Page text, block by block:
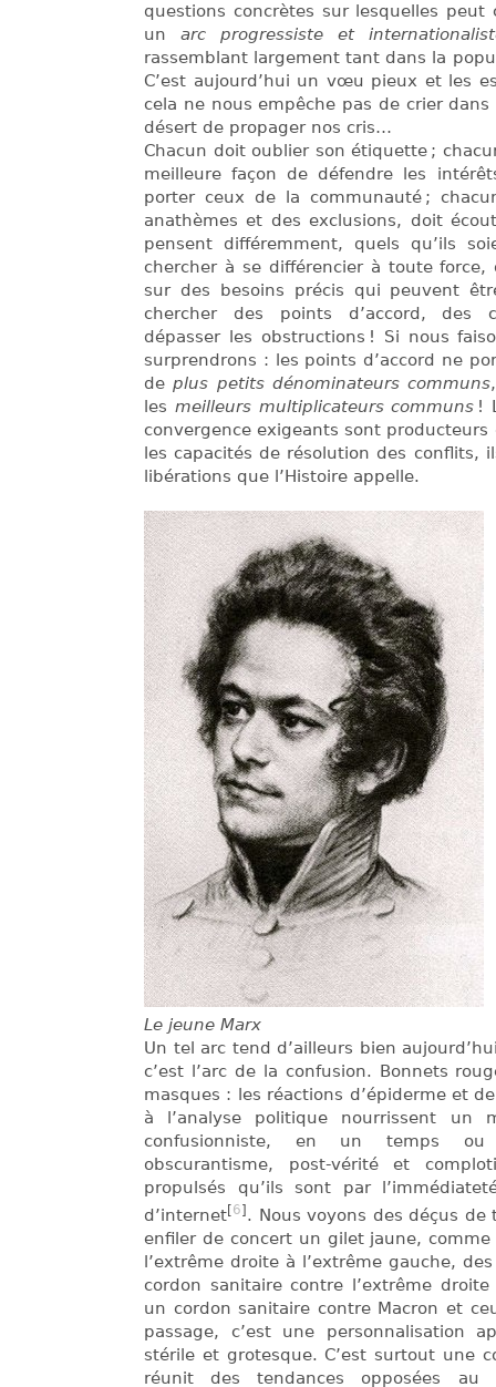
questions concrètes sur lesquelles peut
un arc progressiste et
rassemblant largement tant dans la
C’est aujourd’hui un vœu pieux et les
cela ne nous empêche pas de crier
désert de propager nos cris…
Chacun doit oublier son étiquette ;
meilleure façon de défendre les
porter ceux de la communauté ;
anathèmes et des exclusions, doit
pensent différemment, quels qu’ils
chercher à se différencier à toute
sur des besoins précis qui peuvent
chercher des points d’accord, des
dépasser les obstructions ! Si nous
surprendrons : les points d’accord ne
deplus petits dénominateurs communs
les meilleurs multiplicateurs communs !
convergence exigeants sont
les capacités de résolution des conflits,
libérations que l’Histoire appelle.
Le jeune Marx
Un tel arc tend d’ailleurs bien
c’est l’arc de la confusion. Bonnets
masques : les réactions d’épiderme et
à l’analyse politique nourrissent un
confusionniste, en un temps ou
obscurantisme, post-vérité et
propulsés qu’ils sont par
d’internet[6] . Nous voyons des déçus
enfiler de concert un gilet jaune,
l’extrême droite à l’extrême gauche,
cordon sanitaire contre l’extrême
un cordon sanitaire contre Macron et
passage, c’est une personnalisation
stérile et grotesque. C’est surtout une
réunit des tendances opposées